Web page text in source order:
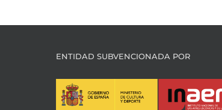
ENTIDAD SUBVENCIONADA POR